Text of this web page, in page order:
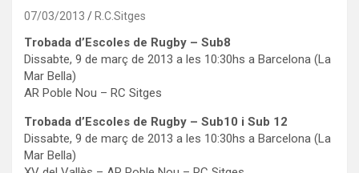
07/03/2013 R.C.Sitges
Trobada d’Escoles de Rugby – Sub8
Dissabte, 9 de març de 2013 a les 10:30hs a Barcelona (La
Mar Bella)
AR Poble Nou – RC Sitges
Trobada d’Escoles de Rugby – Sub10 i Sub 12
Dissabte, 9 de març de 2013 a les 10:30hs a Barcelona (La
Mar Bella)